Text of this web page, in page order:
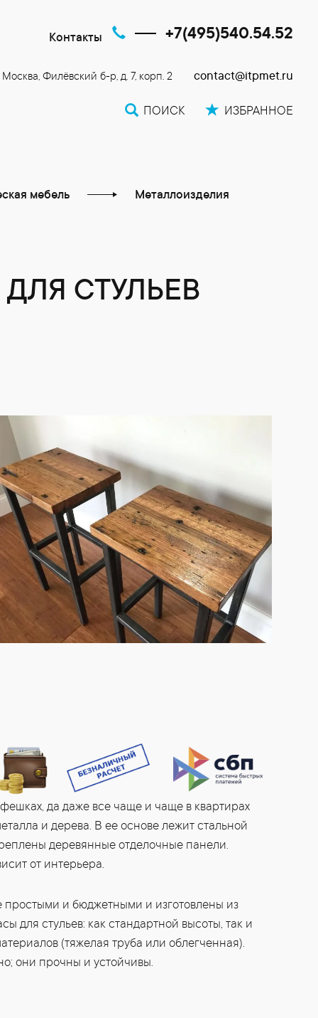
Контакты +7(495)540.54.52
Москва, Филёвский б-р, д. 7, корп. 2 contact@itpmet.ru
ПОИСК ИЗБРАННОЕ
мебель Металлоизделия
СТУЛЬЕВ
да даже все чаще и чаще в квартирах
и дерева. В ее основе лежит стальной
деревянные отделочные панели.
от интерьера.
и бюджетными и изготовлены из
для стульев: как стандартной высоты, так и
(тяжелая труба или облегченная).
они прочны и устойчивы.